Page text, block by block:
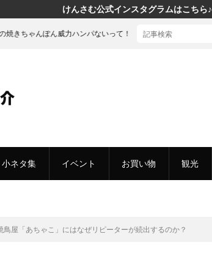
けんさむ公式インスタグラムはこちら♪
小ネタ集 イベント お買い物 観光
力ハンパないって！
屋「あちゃこ」にはなぜリピーターが続出するのか？